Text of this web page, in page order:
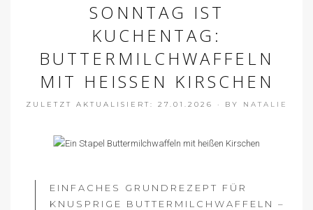
SONNTAG IST
KUCHENTAG:
BUTTERMILCHWAFFELN
MIT HEISSEN KIRSCHEN
ZULETZT AKTUALISIERT: 27.01.2026 · BY NATALIE
EINFACHES GRUNDREZEPT FÜR
KNUSPRIGE BUTTERMILCHWAFFELN –